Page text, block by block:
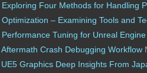
Exploring Four Methods for Handling
Optimization – Examining Tools and
Performance Tuning for Unreal
Aftermath Crash Debugging Workflow
UE5 Graphics Deep Insights From